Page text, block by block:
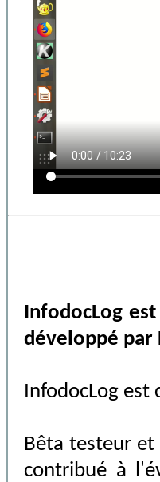
InfodocLog
développé par
InfodocLog est
Bêta testeur et
contribué à